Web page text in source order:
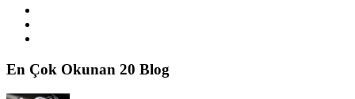
En Çok Okunan 20 Blog